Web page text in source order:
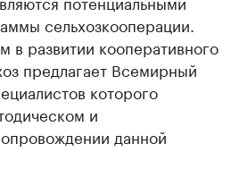
сельхозкооперации.
в развитии кооперативного
предлагает Всемирный
которого
и
данной